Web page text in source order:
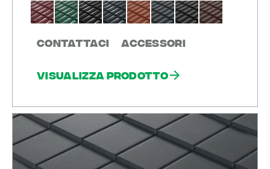
Contattaci Accessori
Visualizza prodotto